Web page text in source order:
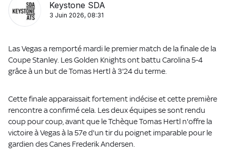
Keystone SDA
3 Juin 2026, 08:31
Las Vegas a remporté mardi le premier match de la finale de la
Coupe Stanley. Les Golden Knights ont battu Carolina 5-4
grâce à un but de Tomas Hertl à 3'24 du terme.
Cette finale apparaissait fortement indécise et cette première
rencontre a confirmé cela. Les deux équipes se sont rendu
coup pour coup, avant que le Tchèque Tomas Hertl n'offre la
victoire à Vegas à la 57e d'un tir du poignet imparable pour le
gardien des Canes Frederik Andersen.